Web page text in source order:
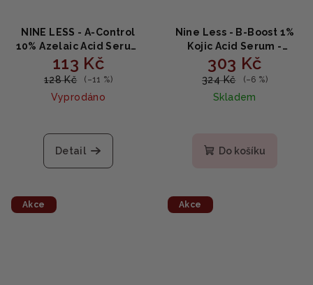
NINE LESS - A‑Control
10% Azelaic Acid Serum
Mini - Sérum s kyselinou
azelaovou 12ml
113 Kč
128 Kč (–11 %)
Vyprodáno
Detail
Nine Less - B-Boost 1%
Kojic Acid Serum -
Rozjasňující pleťové
sérum s kyselinou
kojovou 30ml
303 Kč
324 Kč (–6 %)
Skladem
Do košíku
Akce Akce